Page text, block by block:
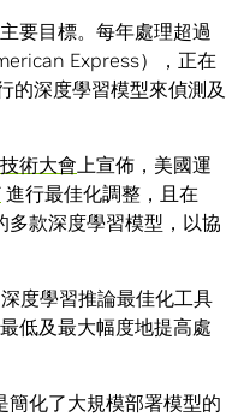
要目標。每年處理超過
Express），正在
的深度學習模型來偵測及
術大會上宣佈，美國運
進行最佳化調整，且在
多款深度學習模型，以協
度學習推論最佳化工具
低及最大幅度地提高處
簡化了大規模部署模型的